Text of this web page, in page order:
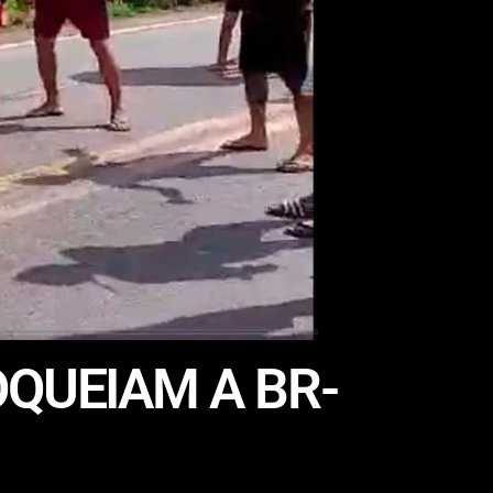
A BR-